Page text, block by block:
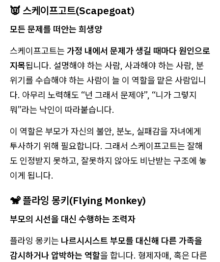
👿 스케이프고트(Scapegoat)
모든 문제를 떠안는 희생양
스케이프고트는 가정 내에서 문제가 생길 때마다 원인으로
지목됩니다. 설명해야 하는 사람, 사과해야 하는 사람, 분
위기를 수습해야 하는 사람이 늘 이 역할을 맡은 사람입니
다. 아무리 노력해도 “넌 그래서 문제야”, “니가 그렇지
뭐”라는 낙인이 따라붙습니다.
이 역할은 부모가 자신의 불안, 분노, 실패감을 자녀에게
투사하기 위해 필요합니다. 그래서 스케이프고트는 잘해
도 인정받지 못하고, 잘못하지 않아도 비난받는 구조에 놓
이게 됩니다.
🐒 플라잉 몽키(Flying Monkey)
부모의 시선을 대신 수행하는 조력자
플라잉 몽키는 나르시시스트 부모를 대신해 다른 가족을
감시하거나 압박하는 역할을 합니다. 형제자매, 혹은 다른